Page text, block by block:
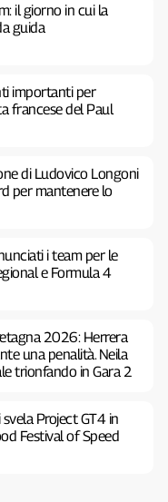
il giorno in cui la
guida
importanti per
francese del Paul
di Ludovico Longoni
per mantenere lo
i team per le
e Formula 4
2026: Herrera
una penalità. Neila
trionfando in Gara 2
Project GT4 in
Festival of Speed